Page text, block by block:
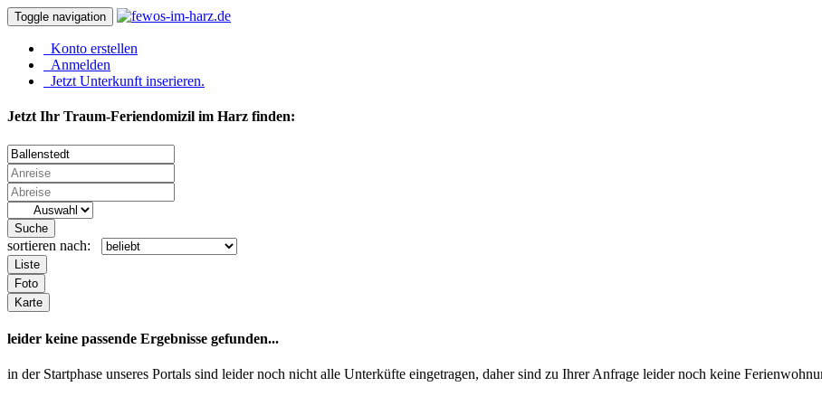
Toggle navigation
Konto erstellen
Anmelden
Jetzt Unterkunft inserieren.
Jetzt Ihr Traum-Feriendomizil im Harz finden:
Suche
sortieren nach:
Liste
Foto
Karte
leider keine passende Ergebnisse gefunden...
in der Startphase unseres Portals sind leider noch nicht alle Unterküfte eingetragen, daher sind zu Ihrer Anfrage leider noch keine